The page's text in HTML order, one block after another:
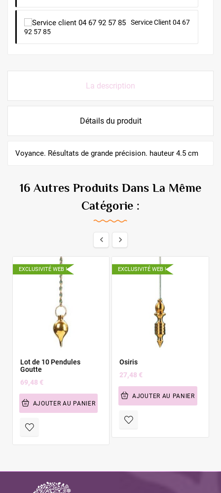
Service Client 04 67
92 57 85
La description
Détails du produit
Voyance. Résultats de grande précision. hauteur 4.5 cm
16 Autres Produits Dans La Même
Catégorie :
 
EXCLUSIVITÉ WEB !
Lot de 10 Pendules
Goutte
69,48 €
AJOUTER AU PANIER
EXCLUSIVITÉ WEB !
Osiris
27,48 €
AJOUTER AU PANIER